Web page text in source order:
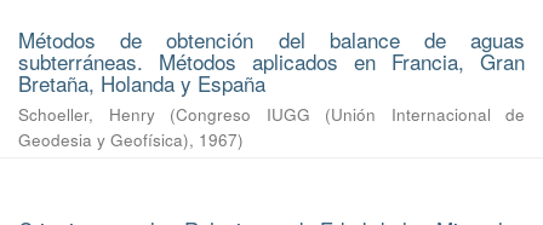
Métodos de obtención del balance de aguas
subterráneas. Métodos aplicados en Francia, Gran
Bretaña, Holanda y España
Schoeller, Henry (Congreso IUGG (Unión Internacional de
Geodesia y Geofísica), 1967)